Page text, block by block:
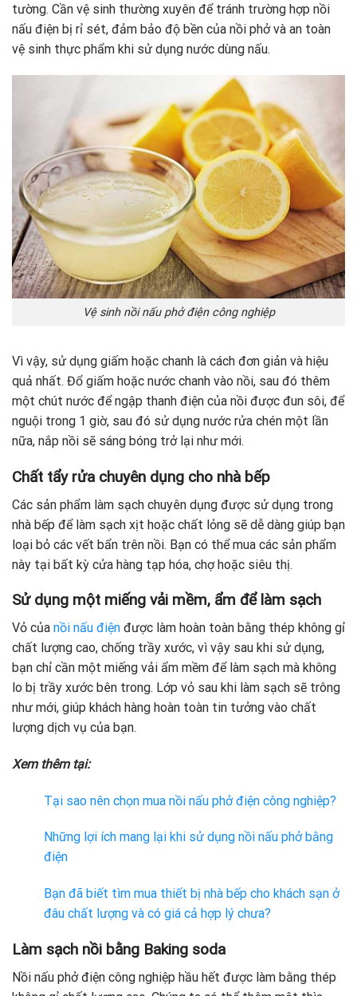
tường. Cần vệ sinh thường xuyên để tránh trường hợp nồi
nấu điện bị rỉ sét, đảm bảo độ bền của nồi phở và an toàn
vệ sinh thực phẩm khi sử dụng nước dùng nấu.
Vệ sinh nồi nấu phở điện công nghiệp
Vì vậy, sử dụng giấm hoặc chanh là cách đơn giản và hiệu
quả nhất. Đổ giấm hoặc nước chanh vào nồi, sau đó thêm
một chút nước để ngập thanh điện của nồi được đun sôi, để
nguội trong 1 giờ, sau đó sử dụng nước rửa chén một lần
nữa, nắp nồi sẽ sáng bóng trở lại như mới.
Chất tẩy rửa chuyên dụng cho nhà bếp
Các sản phẩm làm sạch chuyên dụng được sử dụng trong
nhà bếp để làm sạch xịt hoặc chất lỏng sẽ dễ dàng giúp bạn
loại bỏ các vết bẩn trên nồi. Bạn có thể mua các sản phẩm
này tại bất kỳ cửa hàng tạp hóa, chợ hoặc siêu thị.
Sử dụng một miếng vải mềm, ẩm để làm sạch
Vỏ của nồi nấu điện được làm hoàn toàn bằng thép không gỉ
chất lượng cao, chống trầy xước, vì vậy sau khi sử dụng,
bạn chỉ cần một miếng vải ẩm mềm để làm sạch mà không
lo bị trầy xước bên trong. Lớp vỏ sau khi làm sạch sẽ trông
như mới, giúp khách hàng hoàn toàn tin tưởng vào chất
lượng dịch vụ của bạn.
Xem thêm tại:
Tại sao nên chọn mua nồi nấu phở điện công nghiệp?
Những lợi ích mang lại khi sử dụng nồi nấu phở bằng
điện
Bạn đã biết tìm mua thiết bị nhà bếp cho khách sạn ở
đâu chất lượng và có giá cả hợp lý chưa?
Làm sạch nồi bằng Baking soda
Nồi nấu phở điện công nghiệp hầu hết được làm bằng thép